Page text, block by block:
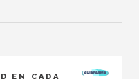
EN CADA